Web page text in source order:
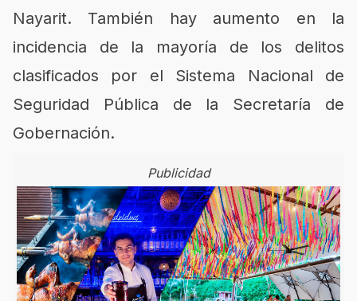
Nayarit. También hay aumento en la
incidencia de la mayoría de los delitos
clasificados por el Sistema Nacional de
Seguridad Pública de la Secretaría de
Gobernación.
Publicidad